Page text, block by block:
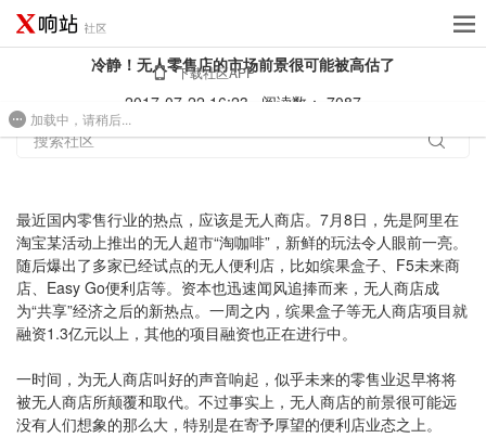
下载社区APP
搜索社区
冷静！无人零售店的市场前景很可能被高估了
2017-07-22 16:23
阅读数： 7087
最近国内零售行业的热点，应该是无人商店。7月8日，先是阿里在
淘宝某活动上推出的无人超市“淘咖啡”，新鲜的玩法令人眼前一亮。
随后爆出了多家已经试点的无人便利店，比如缤果盒子、F5未来商
店、Easy Go便利店等。资本也迅速闻风追捧而来，无人商店成
为“共享”经济之后的新热点。一周之内，缤果盒子等无人商店项目就
融资1.3亿元以上，其他的项目融资也正在进行中。
一时间，为无人商店叫好的声音响起，似乎未来的零售业迟早将将
被无人商店所颠覆和取代。不过事实上，无人商店的前景很可能远
没有人们想象的那么大，特别是在寄予厚望的便利店业态之上。
加载中，请稍后...